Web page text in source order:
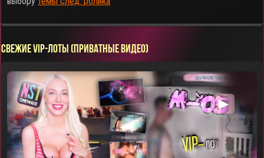
СВЕЖИЕ VIP-ЛОТЫ (ПРИВАТНЫЕ ВИДЕО)
▶